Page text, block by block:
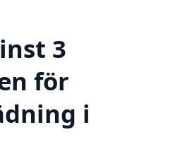
3
för
i